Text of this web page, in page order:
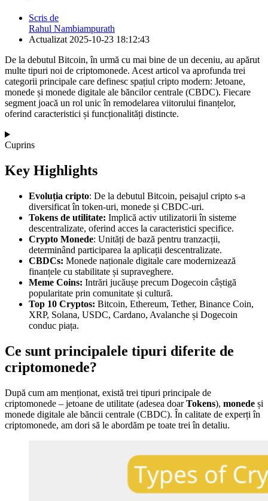
Scris de
Rahul Nambiampurath
Actualizat 2025-10-23 18:12:43
De la debutul Bitcoin, în urmă cu mai bine de un deceniu, au apărut
multe tipuri noi de criptomonede. Acest articol va aprofunda trei
categorii principale care definesc spațiul cripto modern: Jetoane,
monede și monede digitale ale băncilor centrale (CBDC). Fiecare
segment joacă un rol unic în remodelarea viitorului finanțelor,
oferind caracteristici și funcționalități distincte.
Cuprins
Key Highlights
Evoluția cripto: De la debutul Bitcoin, peisajul cripto s-a
diversificat în token-uri, monede și CBDC-uri.
Tokens de utilitate: Implică activ utilizatorii în sisteme
descentralizate, oferind acces la caracteristici specifice.
Crypto Monede: Unități de bază pentru tranzacții,
determinând participarea la aplicații descentralizate.
CBDCs: Monede naționale digitale care modernizează
finanțele cu stabilitate și supraveghere.
Meme Coins: Intrări jucăușe precum Dogecoin câștigă
popularitate prin comunitate și cultură.
Top 10 Cryptos: Bitcoin, Ethereum, Tether, Binance Coin,
XRP, Solana, USDC, Cardano, Avalanche și Dogecoin
conduc piața.
Ce sunt principalele tipuri diferite de
criptomonede?
După cum am menționat, există trei tipuri principale de
criptomonede – jetoane de utilitate (adesea doarTokens), monede și
monede digitale ale băncii centrale (CBDC). În calitate de experți în
criptomonede, am dori să le abordăm pe toate trei în detaliu.